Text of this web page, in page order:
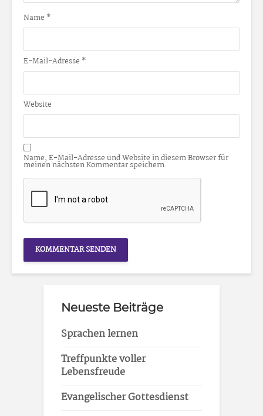
Name *
E-Mail-Adresse *
Website
Name, E-Mail-Adresse und Website in diesem Browser für
meinen nächsten Kommentar speichern.
Neueste Beiträge
Sprachen lernen
Treffpunkte voller
Lebensfreude
Evangelischer Gottesdienst